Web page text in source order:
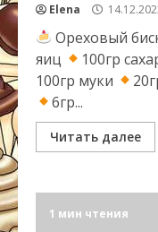
Elena
Ореховый
яиц
100гр
100гр муки
6гр...
Читать далее
1 мин чтения